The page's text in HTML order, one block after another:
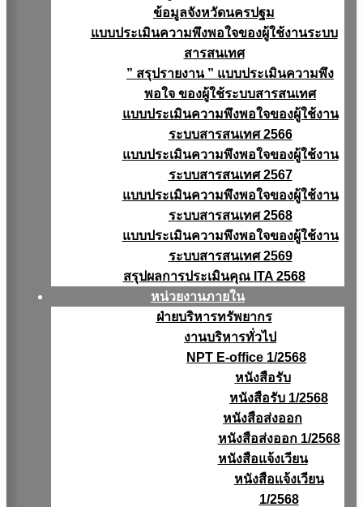
ข้อมูลจังหวัดนครปฐม
แบบประเมินความพึงพอใจของผู้ใช้งานระบบ
สารสนเทศ
” สรุปรายงาน ” แบบประเมินความพึง
พอใจ ของผู้ใช้ระบบสารสนเทศ
แบบประเมินความพึงพอใจของผู้ใช้งาน
ระบบสารสนเทศ 2566
แบบประเมินความพึงพอใจของผู้ใช้งาน
ระบบสารสนเทศ 2567
แบบประเมินความพึงพอใจของผู้ใช้งาน
ระบบสารสนเทศ 2568
แบบประเมินความพึงพอใจของผู้ใช้งาน
ระบบสารสนเทศ 2569
สรุปผลการประเมินคุณ ITA 2568
หน่วยงานภายใน
ฝ่ายบริหารทรัพยากร
งานบริหารทั่วไป
NPT E-office 1/2568
หนังสือรับ
หนังสือรับ 1/2568
หนังสือส่งออก
หนังสือส่งออก 1/2568
หนังสือแจ้งเวียน
หนังสือเเจ้งเวียน
1/2568